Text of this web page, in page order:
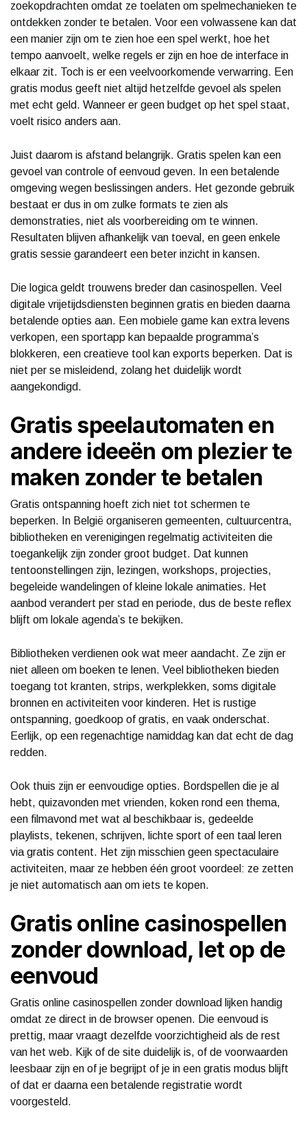
zoekopdrachten omdat ze toelaten om spelmechanieken te
ontdekken zonder te betalen. Voor een volwassene kan dat
een manier zijn om te zien hoe een spel werkt, hoe het
tempo aanvoelt, welke regels er zijn en hoe de interface in
elkaar zit. Toch is er een veelvoorkomende verwarring. Een
gratis modus geeft niet altijd hetzelfde gevoel als spelen
met echt geld. Wanneer er geen budget op het spel staat,
voelt risico anders aan.
Juist daarom is afstand belangrijk. Gratis spelen kan een
gevoel van controle of eenvoud geven. In een betalende
omgeving wegen beslissingen anders. Het gezonde gebruik
bestaat er dus in om zulke formats te zien als
demonstraties, niet als voorbereiding om te winnen.
Resultaten blijven afhankelijk van toeval, en geen enkele
gratis sessie garandeert een beter inzicht in kansen.
Die logica geldt trouwens breder dan casinospellen. Veel
digitale vrijetijdsdiensten beginnen gratis en bieden daarna
betalende opties aan. Een mobiele game kan extra levens
verkopen, een sportapp kan bepaalde programma’s
blokkeren, een creatieve tool kan exports beperken. Dat is
niet per se misleidend, zolang het duidelijk wordt
aangekondigd.
Gratis speelautomaten en
andere ideeën om plezier te
maken zonder te betalen
Gratis ontspanning hoeft zich niet tot schermen te
beperken. In België organiseren gemeenten, cultuurcentra,
bibliotheken en verenigingen regelmatig activiteiten die
toegankelijk zijn zonder groot budget. Dat kunnen
tentoonstellingen zijn, lezingen, workshops, projecties,
begeleide wandelingen of kleine lokale animaties. Het
aanbod verandert per stad en periode, dus de beste reflex
blijft om lokale agenda’s te bekijken.
Bibliotheken verdienen ook wat meer aandacht. Ze zijn er
niet alleen om boeken te lenen. Veel bibliotheken bieden
toegang tot kranten, strips, werkplekken, soms digitale
bronnen en activiteiten voor kinderen. Het is rustige
ontspanning, goedkoop of gratis, en vaak onderschat.
Eerlijk, op een regenachtige namiddag kan dat echt de dag
redden.
Ook thuis zijn er eenvoudige opties. Bordspellen die je al
hebt, quizavonden met vrienden, koken rond een thema,
een filmavond met wat al beschikbaar is, gedeelde
playlists, tekenen, schrijven, lichte sport of een taal leren
via gratis content. Het zijn misschien geen spectaculaire
activiteiten, maar ze hebben één groot voordeel: ze zetten
je niet automatisch aan om iets te kopen.
Gratis online casinospellen
zonder download, let op de
eenvoud
Gratis online casinospellen zonder download lijken handig
omdat ze direct in de browser openen. Die eenvoud is
prettig, maar vraagt dezelfde voorzichtigheid als de rest
van het web. Kijk of de site duidelijk is, of de voorwaarden
leesbaar zijn en of je begrijpt of je in een gratis modus blijft
of dat er daarna een betalende registratie wordt
voorgesteld.